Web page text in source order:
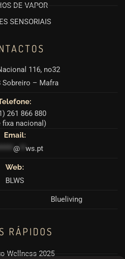
DE VAPOR
SENSORIAIS
116, no32
Sobreiro – Mafra
261 866 880
fixa nacional)
Email:
@ ws.pt
Web:
BLWS
Blueliving
RÁPIDOS
Wellness 2025